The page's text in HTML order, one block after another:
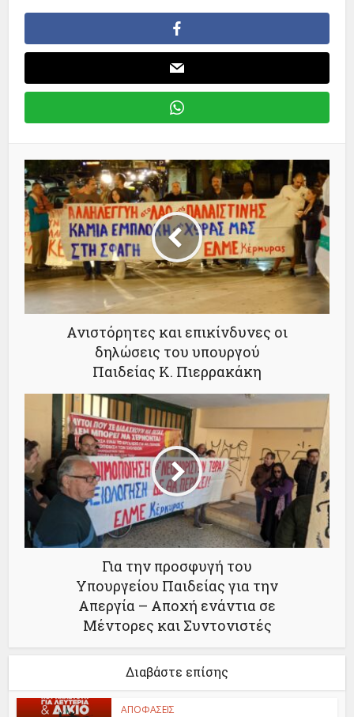
Ανιστόρητες και επικίνδυνες οι
δηλώσεις του υπουργού
Παιδείας Κ. Πιερρακάκη
Για την προσφυγή του
Υπουργείου Παιδείας για την
Απεργία – Αποχή ενάντια σε
Μέντορες και Συντονιστές
Διαβάστε επίσης
ΑΠΟΦΑΣΕΙΣ